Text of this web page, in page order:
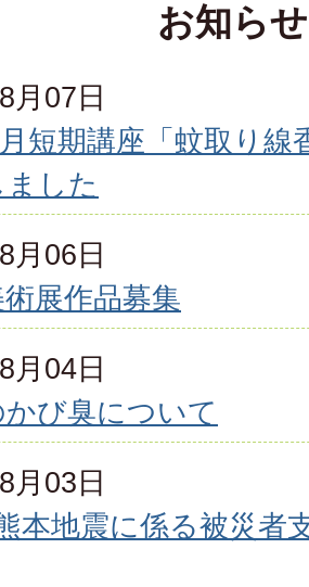
お知らせ
月07日
短期講座「蚊取り
した
月06日
展作品募集
月04日
び臭について
月03日
本地震に係る被災者